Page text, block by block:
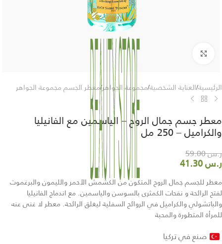
الرئيسية/العناية الشخصية/مجموعة الجواهر/معطر الجسم مجموعة الجواهر
معطر جسم جمال الروح – الياسمين مع الفانيليا
والكراميل – 250 مل
ر.س59.00
ر.س
معطر للجسم جمال الروح المتكون من الكشمش الأحمر والليمون والبرغموت
لفتح الرائحة و نفحات الكمثرى بالسوسن والياسمين. مع اندماج الفانيليا
والباتشولي والكراميل في الروائح السفلية ليغلق الرائحة. معطر لا غنى عنه
للمرأة المتطورة والمحبة
صنع في تركيا